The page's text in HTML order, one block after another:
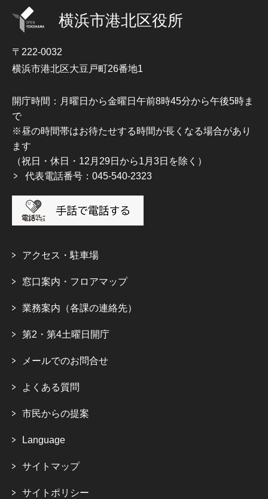
横浜市港北区役所
〒222-0032
横浜市港北区大豆戸町26番地1
開庁時間：月曜日から金曜日午前8時45分から午後5時ま
で
※昼の時間帯はお待たせする時間が長くなる場合があり
ます
（祝日・休日・12月29日から1月3日を除く）
代表電話番号：045-540-2323
アクセス・駐車場
窓口案内・フロアマップ
業務案内（各課の連絡先）
第2・第4土曜日開庁
メールでのお問合せ
よくある質問
市民からの提案
Language
サイトマップ
サイトポリシー